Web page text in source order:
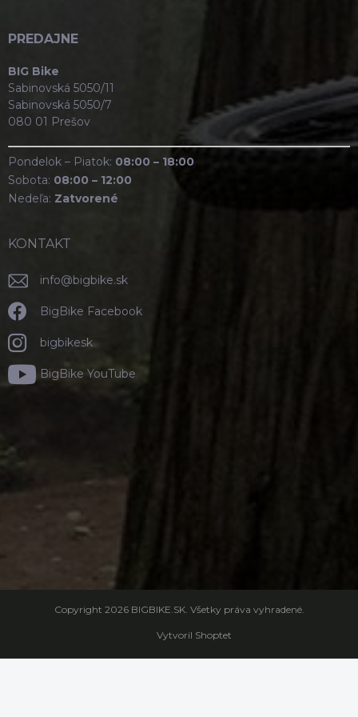
PREDAJNE
BIG Bike
Sabinovská 5050/11
Sabinovská 5050/7
080 01 Prešov
Pondelok – Piatok: 08:00 – 18:00
Sobota: 08:00 – 12:00
Nedeľa: Zatvorené
KONTAKT
info@bigbike.sk
BigBike Facebook
bigbikesk
BigBike YouTube
Vytvoril Shoptet
Copyright 2026 BIGBIKE.SK. Všetky práva vyhradené.